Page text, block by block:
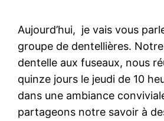
Aujourd’hui, je vais vous
groupe de dentellières.
dentelle aux fuseaux, nous
quinze jours le jeudi de 10
dans une ambiance
partageons notre savoir à